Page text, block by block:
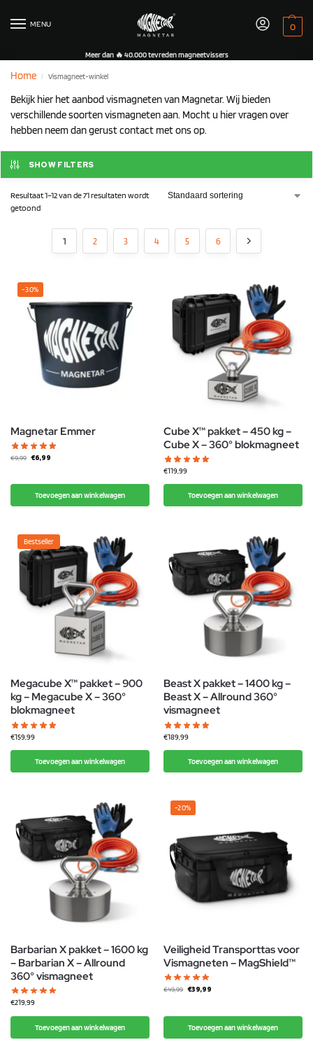
MENU 0
Meer dan 🔥 40.000 tevreden magneetvissers
Home / Vismagneet-winkel
Bekijk hier het aanbod vismagneten van Magnetar. Wij bieden
verschillende soorten vismagneten aan. Mocht u hier vragen over
hebben neem dan gerust contact met ons op.
SHOW FILTERS
Resultaat 1–12 van de 71 resultaten wordt
getoond
1 2 3 4 5 6
-30%
Magnetar Emmer
€9,99 €6,99
Toevoegen aan winkelwagen
Cube X™ pakket – 450 kg –
Cube X – 360° blokmagneet
€119,99
Toevoegen aan winkelwagen
Bestseller
Megacube X™ pakket – 900
kg – Megacube X – 360°
blokmagneet
€159,99
Toevoegen aan winkelwagen
Beast X pakket – 1400 kg –
Beast X – Allround 360°
vismagneet
€189,99
Toevoegen aan winkelwagen
Barbarian X pakket – 1600 kg
– Barbarian X – Allround
360° vismagneet
€219,99
Toevoegen aan winkelwagen
-20%
Veiligheid Transporttas voor
Vismagneten – MagShield™
€49,99 €39,99
Toevoegen aan winkelwagen